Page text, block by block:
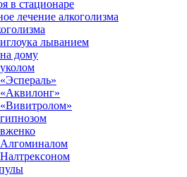
в стационаре
лечение алкоголизма
лыванием
дому